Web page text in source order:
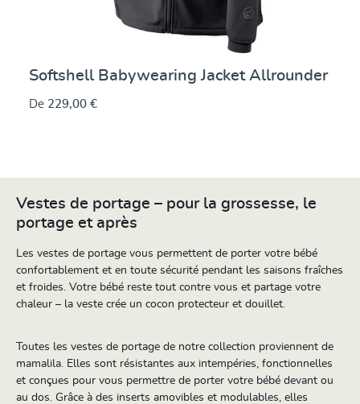
Softshell Babywearing Jacket Allrounder
De 229,00 €
Vestes de portage – pour la grossesse, le
portage et après
Les vestes de portage vous permettent de porter votre bébé
confortablement et en toute sécurité pendant les saisons fraîches
et froides. Votre bébé reste tout contre vous et partage votre
chaleur – la veste crée un cocon protecteur et douillet.
Toutes les vestes de portage de notre collection proviennent de
mamalila. Elles sont résistantes aux intempéries, fonctionnelles
et conçues pour vous permettre de porter votre bébé devant ou
au dos. Grâce à des inserts amovibles et modulables, elles